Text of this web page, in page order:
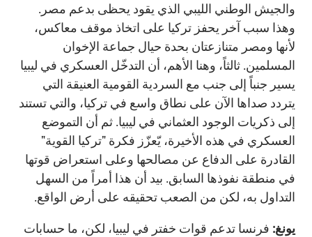
والجيش الوطني الليبي الذي يقود يحظى بدعم مصر.
وهذا سبب آخر يحفز تركيا على اتخاذ موقف معاكس،
لأنها ومصر متنازعتان بحدة حيال جماعة الإخوان
المسلمين. ثالثاً، وهنا الأهم، أن التدخّل العسكري في ليبيا
يسير جنباً إلى جنب مع السردية القومية العنيقة التي
يتردد صداها الآن على نطاق واسع في تركيا، والتي تستند
إلى ذكريات الوجود العثماني في ليبيا. ثم أن التموضع
العسكري في هذه الأخيرة، يّعزّز فكرة "تركيا القوية"
القادرة على الدفاع عن مصالحها وعلى استعراض قوتها
في منطقة نفوذها السابق. بيد أن هذا أمراً من السهل
التداول به، لكن من الصعب تحقيقه على أرض الواقع.
يونغ: فرنسا تدعم قوات خفتر في ليبيا، لكن، ما حسابات